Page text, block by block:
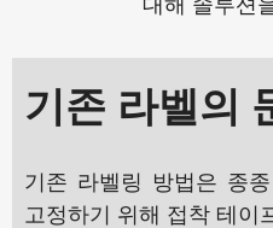
대해 솔루션
기존 라벨의
기존 라벨링 방법은 종
고정하기 위해 접착 테이